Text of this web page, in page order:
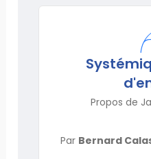
Propos de
Par Bernard